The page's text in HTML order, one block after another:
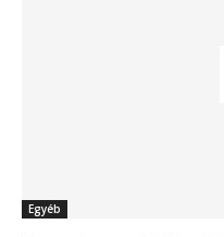
Egyéb